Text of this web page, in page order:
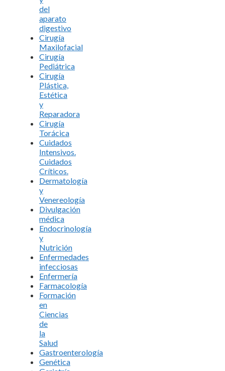
del
aparato
digestivo
Cirugía
Maxilofacial
Cirugía
Pediátrica
Cirugía
Plástica,
Estética
y
Reparadora
Cirugía
Torácica
Cuidados
Intensivos.
Cuidados
Críticos.
Dermatología
y
Venereología
Divulgación
médica
Endocrinología
y
Nutrición
Enfermedades
infecciosas
Enfermería
Farmacología
Formación
en
Ciencias
de
la
Salud
Gastroenterología
Genética